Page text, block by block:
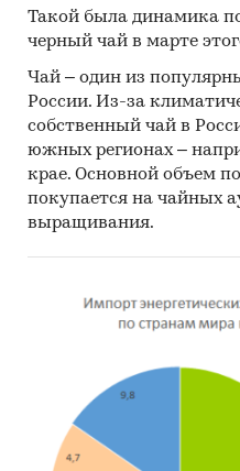
Такой была динамика
черный чай в марте
Чай – один из
России. Из-за
собственный чай в
южных регионах –
крае. Основной объем
покупается на чайных
выращивания.